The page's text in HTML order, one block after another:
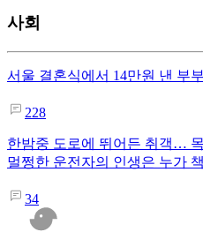
사회
서울 결혼식에서 14만원 낸 부부
228
한밤중 도로에 뛰어든 취객…
멀쩡한 운전자의 인생은 누가
34